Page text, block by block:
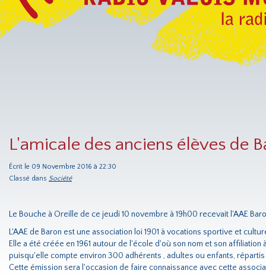
L'amicale des anciens élèves de
Écrit le 09 Novembre 2016 à 22:30
Classé dans Société
Le Bouche à Oreille de ce jeudi 10 novembre à 19h00 recevait l'AAE
L'AAE de Baron est une association loi 1901 à vocations sportive et
Elle a été créée en 1961 autour de l'école d'où son nom et son
puisqu'elle compte environ 300 adhérents , adultes ou enfants,
Cette émission sera l'occasion de faire connaissance avec cette